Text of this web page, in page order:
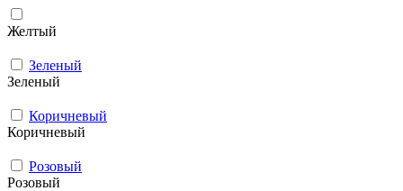
Желтый
Зеленый
Зеленый
Коричневый
Коричневый
Розовый
Розовый